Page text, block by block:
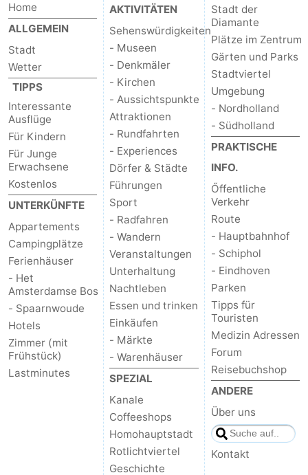
Home
ALLGEMEIN
Stadt
Wetter
TIPPS
Interessante
Ausflüge
Für Kindern
Für Junge
Erwachsene
Kostenlos
UNTERKÜNFTE
Appartements
Campingplätze
Ferienhäuser
- Het
Amsterdamse Bos
- Spaarnwoude
Hotels
Zimmer (mit
Frühstück)
Lastminutes
AKTIVITÄTEN
Sehenswürdigkeiten
- Museen
- Denkmäler
- Kirchen
- Aussichtspunkte
Attraktionen
- Rundfahrten
- Experiences
Dörfer & Städte
Führungen
Sport
- Radfahren
- Wandern
Veranstaltungen
Unterhaltung
Nachtleben
Essen und trinken
Einkäufen
- Märkte
- Warenhäuser
SPEZIAL
Kanale
Coffeeshops
Homohauptstadt
Rotlichtviertel
Geschichte
Stadt der
Diamante
Plätze im Zentrum
Gärten und Parks
Stadtviertel
Umgebung
- Nordholland
- Südholland
PRAKTISCHE
INFO.
Őffentliche
Verkehr
Route
- Hauptbahnhof
- Schiphol
- Eindhoven
Parken
Tipps für
Touristen
Medizin Adressen
Forum
Reisebuchshop
ANDERE
Über uns
Kontakt